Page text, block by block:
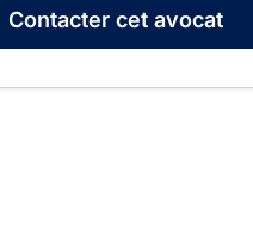
Contactercet avocat